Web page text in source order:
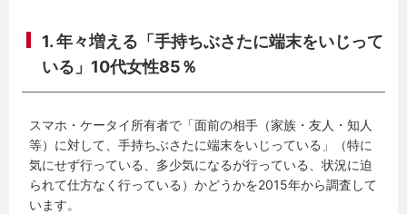
1. 年々増える「手持ちぶさたに端末をいじって
いる」10代女性85％
スマホ・ケータイ所有者で「面前の相手（家族・友人・知人
等）に対して、手持ちぶさたに端末をいじっている」（特に
気にせず行っている、多少気になるが行っている、状況に迫
られて仕方なく行っている）かどうかを2015年から調査して
います。